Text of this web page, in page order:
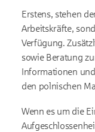
Erstens, stehen
Arbeitskräfte,
Verfügung.
sowie Beratung
Informationen
den polnischen
Wenn es um die